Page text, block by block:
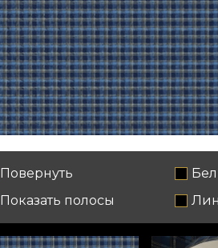
Повернуть
Показать полосы